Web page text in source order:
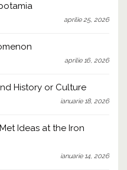
aprilie 25, 2026
aprilie 16, 2026
History or Culture
ianuarie 18, 2026
Ideas at the Iron
ianuarie 14, 2026